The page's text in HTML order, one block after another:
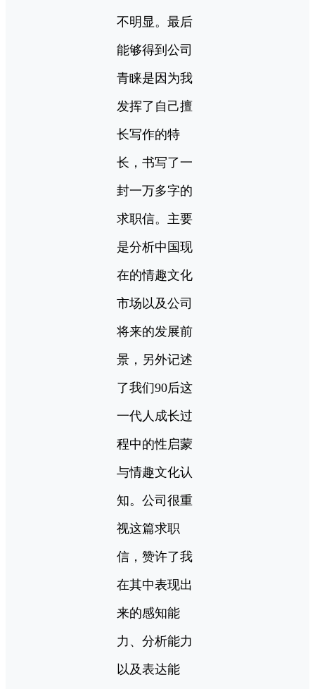
不明显。最后
能够得到公司
青睐是因为我
发挥了自己擅
长写作的特
长，书写了一
封一万多字的
求职信。主要
是分析中国现
在的情趣文化
市场以及公司
将来的发展前
景，另外记述
了我们90后这
一代人成长过
程中的性启蒙
与情趣文化认
知。公司很重
视这篇求职
信，赞许了我
在其中表现出
来的感知能
力、分析能力
以及表达能